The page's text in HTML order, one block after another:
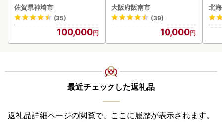
佐賀県神埼市
(35)
100,000
大阪府阪南市
(39)
10,000
ク
付
海
取
北
最近チェックした返礼品
返礼品詳細ページの閲覧で、ここに履歴が表示されます。